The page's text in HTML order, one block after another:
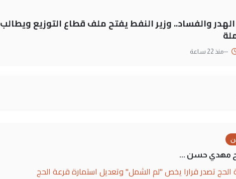
والفساد.. وزير النفط يفتح ملف قطاع التوزيع ويطالب
--منذ 22 ساعة
مهدي حسن ...
الحج تصدر قرارا يخص "لم الشمل" وتعديل استمارة قرعة الحج